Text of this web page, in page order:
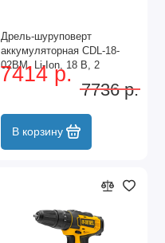
Дрель-шуруповерт
аккумуляторная CDL-18-
02BM, Li-Ion, 18 В, 2
аккумулятор Denzel
7414 р.
7736 р.
В корзину